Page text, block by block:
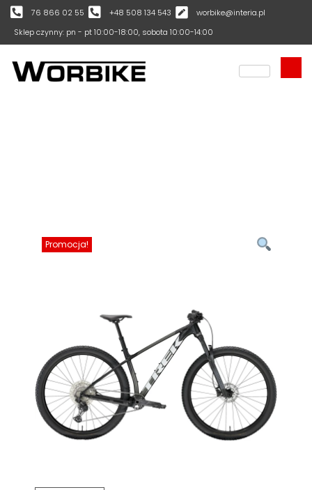
76 866 02 55 +48 508 134 543
worbike@interia.pl
Sklep czynny: pn - pt 10:00-18:00, sobota 10:00-14:00
Promocja!